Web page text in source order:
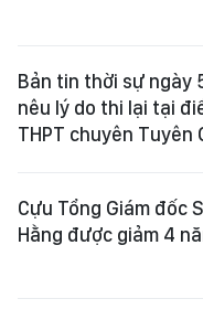
Bản tin thời sự ngày
nêu lý do thi lại tại
THPT chuyên Tuyên
Cựu Tổng Giám đốc
Hằng được giảm 4